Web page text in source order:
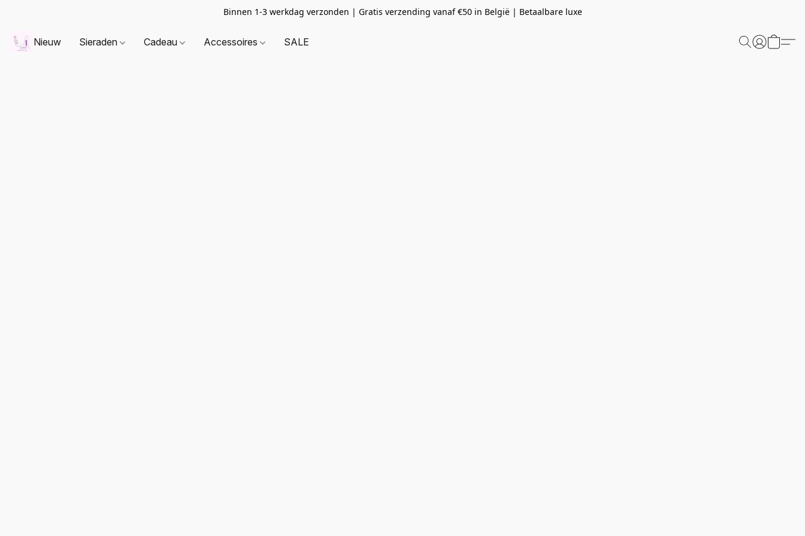
Binnen 1-3 werkdag verzonden | Gratis verzending vanaf €50 in België | Betaalbare luxe
Nieuw Sieraden Cadeau Accessoires SALE